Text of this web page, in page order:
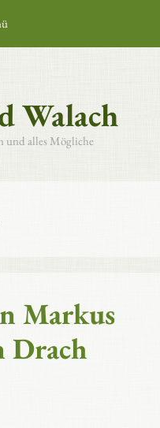
Walach
und alles Mögliche
Markus
Drach